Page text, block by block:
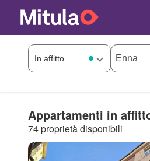
Appartamenti in
74 proprietà disponibili